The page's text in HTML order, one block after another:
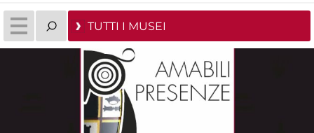
TUTTI I MUSEI